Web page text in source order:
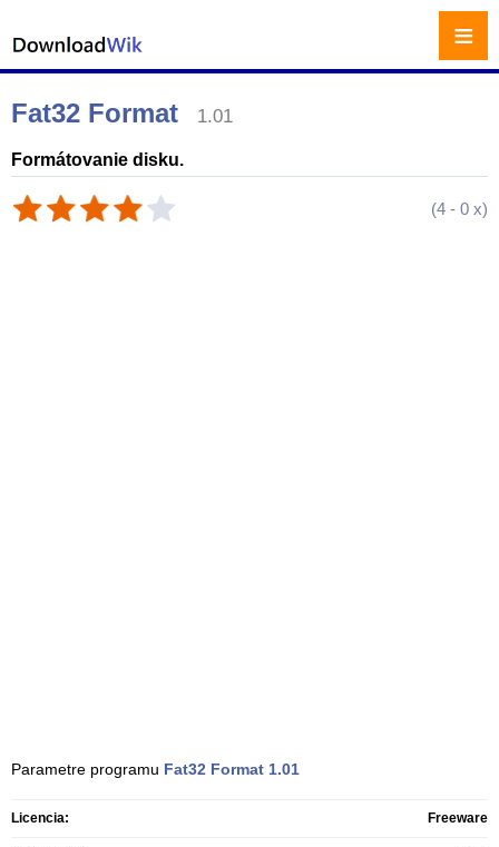
Fat32 Format 1.01
Formátovanie disku.
(4 - 0 x)
Parametre programu Fat32 Format 1.01
Licencia: Freeware
≡